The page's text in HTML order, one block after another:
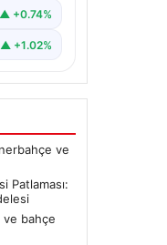
▲ +0.74%
▲ +1.02%
ve
Patlaması:
ve bahçe